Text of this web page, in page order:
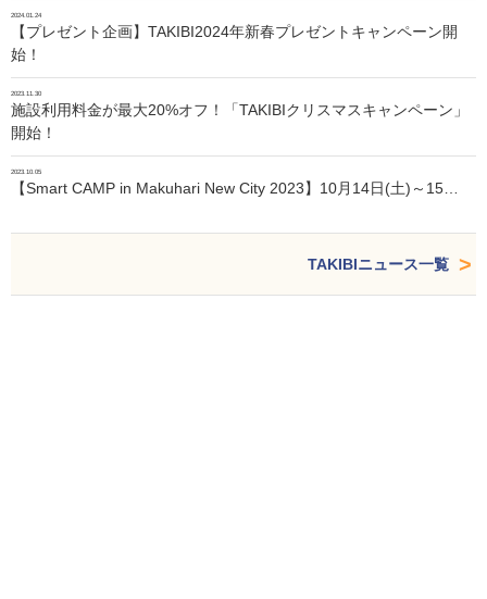
2024.01.24
【プレゼント企画】TAKIBI2024年新春プレゼントキャンペーン開
始！
2023.11.30
施設利用料金が最大20%オフ！「TAKIBIクリスマスキャンペーン」
開始！
2023.10.05
【Smart CAMP in Makuhari New City 2023】10月14日(土)～15…
TAKIBIニュース一覧